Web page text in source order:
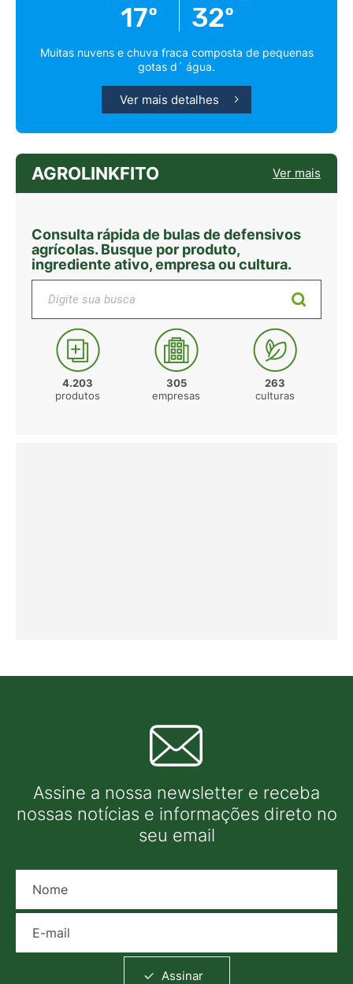
17º 32º
Muitas nuvens e chuva fraca composta de pequenas
gotas d´ água.
Ver mais detalhes
AGROLINKFITO Ver mais
Consulta rápida de bulas de defensivos
agrícolas. Busque por produto,
ingrediente ativo, empresa ou cultura.
4.203
produtos
305
empresas
263
culturas
Assine a nossa newsletter e receba
nossas notícias e informações direto no
seu email
Assinar